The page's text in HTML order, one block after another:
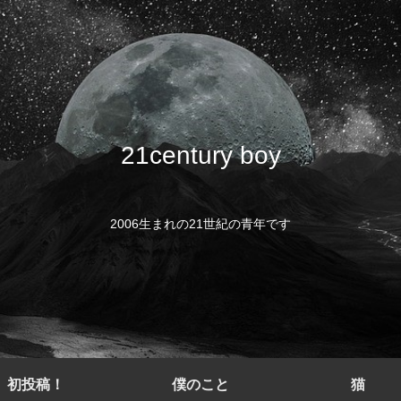
21century boy
2006生まれの21世紀の青年です
初投稿！ 僕のこと 猫